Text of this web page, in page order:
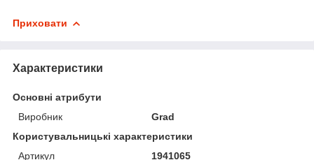
Приховати
Характеристики
Основні атрибути
Виробник
Grad
Користувальницькі характеристики
Артикул
1941065